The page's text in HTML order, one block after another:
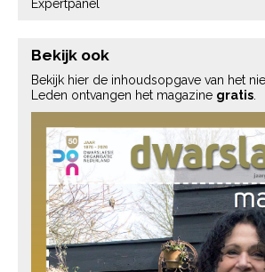
Expertpanel
Bekijk ook
Bekijk hier de inhoudsopgave van het
Leden ontvangen het magazine gratis